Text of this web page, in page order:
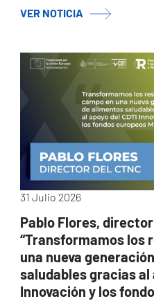
VER NOTICIA
31 Julio 2026
Pablo Flores, director
“Transformamos los
una nueva
saludables gracias al
Innovación y los